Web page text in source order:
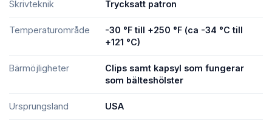
Skrivteknik Trycksatt patron
Temperaturområde
-30 °F till +250 °F (ca -34 °C till
+121 °C)
Bärmöjligheter
Clips samt kapsyl som fungerar
som bälteshölster
Ursprungsland USA